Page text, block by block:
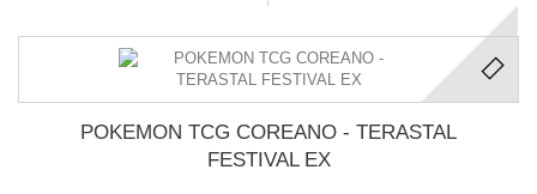
POKEMON TCG COREANO - TERASTAL
FESTIVAL EX